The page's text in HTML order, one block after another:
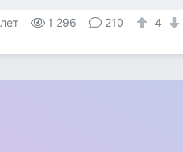
1 296 210 4